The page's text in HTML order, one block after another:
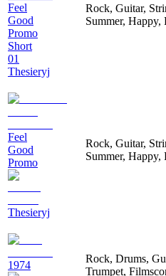
Feel
Good
Promo
Short
01
Thesieryj
Rock, Guitar,
Summer, Happy,
Feel
Good
Promo
Thesieryj
Rock, Guitar,
Summer, Happy,
1974
Rock, Drums,
Trumpet,